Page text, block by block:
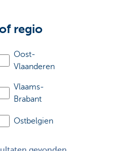
regio
Oost-
Vlaanderen
Vlaams-
Brabant
Ostbelgien